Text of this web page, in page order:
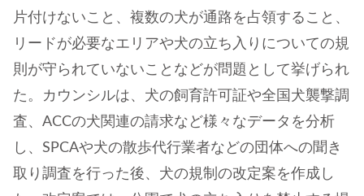
片付けないこと、複数の犬が通路を占領すること、
リードが必要なエリアや犬の立ち入りについての規
則が守られていないことなどが問題として挙げられ
た。カウンシルは、犬の飼育許可証や全国犬襲撃調
査、ACCの犬関連の請求など様々なデータを分析
し、SPCAや犬の散歩代行業者などの団体への聞き
取り調査を行った後、犬の規制の改定案を作成し